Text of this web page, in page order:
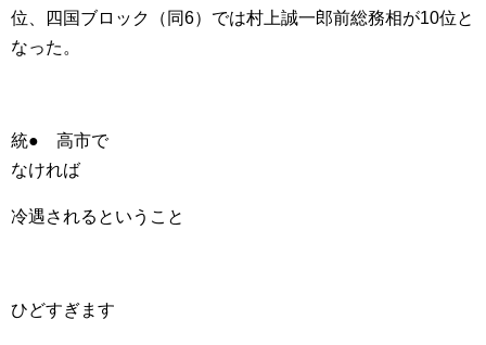
位、四国ブロック（同6）では村上誠一郎前総務相が10位と
なった。
統● 高市で
なければ
冷遇されるということ
ひどすぎます